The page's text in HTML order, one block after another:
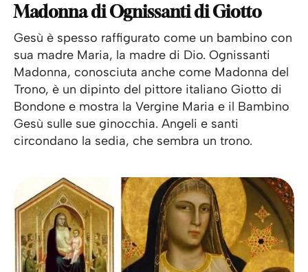
Madonna di Ognissanti di Giotto
Gesù è spesso raffigurato come un bambino con
sua madre Maria, la madre di Dio. Ognissanti
Madonna, conosciuta anche come Madonna del
Trono, è un dipinto del pittore italiano Giotto di
Bondone e mostra la Vergine Maria e il Bambino
Gesù sulle sue ginocchia. Angeli e santi
circondano la sedia, che sembra un trono.